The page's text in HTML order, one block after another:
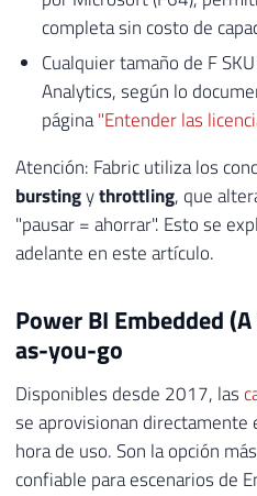
completa sin costo de
Cualquier tamaño de F
Analytics, según lo
página"Entender las
Atención: Fabric utiliza los
burstingythrottling, que
"pausar = ahorrar". Esto se
adelante en este artículo.
Power BI Embedded
as-you-go
Disponibles desde 2017, las
se aprovisionan directamente
hora de uso. Son la opción
confiable para escenarios de